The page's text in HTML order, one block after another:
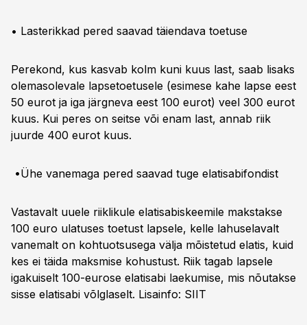
• Lasterikkad pered saavad täiendava toetuse
Perekond, kus kasvab kolm kuni kuus last, saab lisaks
olemasolevale lapsetoetusele (esimese kahe lapse eest
50 eurot ja iga järgneva eest 100 eurot) veel 300 eurot
kuus. Kui peres on seitse või enam last, annab riik
juurde 400 eurot kuus.
•Ühe vanemaga pered saavad tuge elatisabifondist
Vastavalt uuele riiklikule elatisabiskeemile makstakse
100 euro ulatuses toetust lapsele, kelle lahuselavalt
vanemalt on kohtuotsusega välja mõistetud elatis, kuid
kes ei täida maksmise kohustust. Riik tagab lapsele
igakuiselt 100-eurose elatisabi laekumise, mis nõutakse
sisse elatisabi võlglaselt. Lisainfo: SIIT